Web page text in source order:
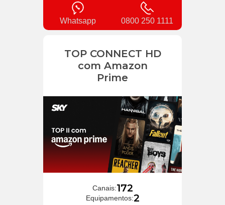
Whatsapp 0800 250 1111
TOP CONNECT HD
com Amazon
Prime
Canais:172
Equipamentos:2